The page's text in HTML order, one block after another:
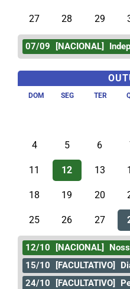
27 28 29
07/09 [NACIONAL]
DOM SEG TER
4 5 6
11 12 13
18 19 20
25 26 27
12/10 [NACIONAL]
15/10
[FACULTATIVO]
24/10
[FACULTATIVO]